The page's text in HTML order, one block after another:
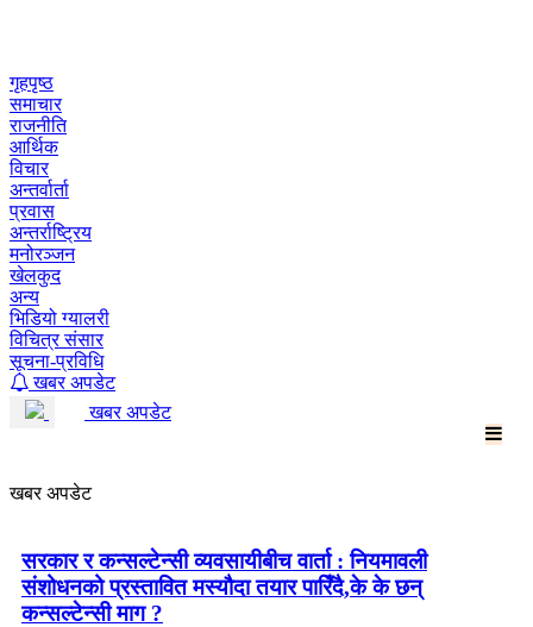
गृहपृष्ठ
समाचार
राजनीति
आर्थिक
विचार
अन्तर्वार्ता
प्रवास
अन्तर्राष्ट्रिय
मनोरञ्जन
खेलकुद
अन्य
भिडियो ग्यालरी
विचित्र संसार
सूचना-प्रविधि
खबर अपडेट
खबर अपडेट
खबर अपडेट
सरकार र कन्सल्टेन्सी व्यवसायीबीच वार्ता : नियमावली
संशोधनको प्रस्तावित मस्यौदा तयार पारिँदै,के के छन्
कन्सल्टेन्सी माग ?